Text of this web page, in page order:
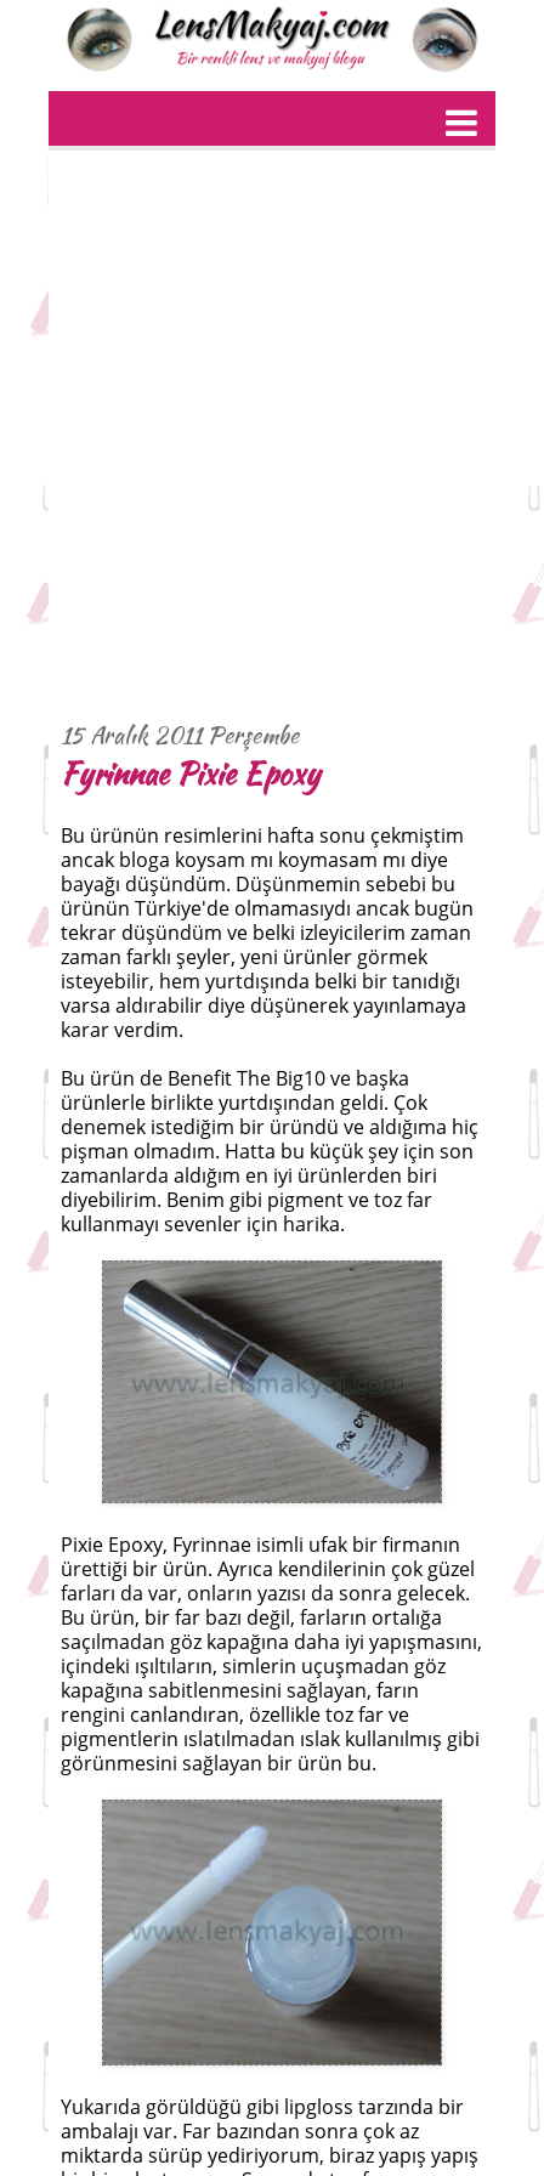
15 Aralık 2011 Perşembe
Fyrinnae Pixie Epoxy
Bu ürünün resimlerini hafta sonu çekmiştim
ancak bloga koysam mı koymasam mı diye
bayağı düşündüm. Düşünmemin sebebi bu
ürünün Türkiye'de olmamasıydı ancak bugün
tekrar düşündüm ve belki izleyicilerim zaman
zaman farklı şeyler, yeni ürünler görmek
isteyebilir, hem yurtdışında belki bir tanıdığı
varsa aldırabilir diye düşünerek yayınlamaya
karar verdim.
Bu ürün de Benefit The Big10 ve başka
ürünlerle birlikte yurtdışından geldi. Çok
denemek istediğim bir üründü ve aldığıma hiç
pişman olmadım. Hatta bu küçük şey için son
zamanlarda aldığım en iyi ürünlerden biri
diyebilirim. Benim gibi pigment ve toz far
kullanmayı sevenler için harika.
Pixie Epoxy, Fyrinnae isimli ufak bir firmanın
ürettiği bir ürün. Ayrıca kendilerinin çok güzel
farları da var, onların yazısı da sonra gelecek.
Bu ürün, bir far bazı değil, farların ortalığa
saçılmadan göz kapağına daha iyi yapışmasını,
içindeki ışıltıların, simlerin uçuşmadan göz
kapağına sabitlenmesini sağlayan, farın
rengini canlandıran, özellikle toz far ve
pigmentlerin ıslatılmadan ıslak kullanılmış gibi
görünmesini sağlayan bir ürün bu.
Yukarıda görüldüğü gibi lipgloss tarzında bir
ambalajı var. Far bazından sonra çok az
miktarda sürüp yediriyorum, biraz yapış yapış